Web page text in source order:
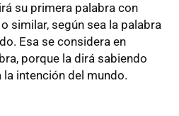
su primera palabra con
similar, según sea la palabra
Esa se considera en
porque la dirá sabiendo
intención del mundo.